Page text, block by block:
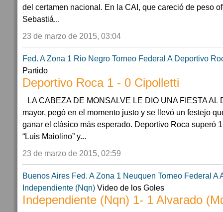
del certamen nacional. En la CAI, que careció de peso
Sebastiá...
23 de marzo de 2015, 03:04
Fed. A Zona 1 Rio Negro Torneo Federal A Deportivo
Partido
Deportivo Roca 1 - 0 Cipolletti
LA CABEZA DE MONSALVE LE DIO UNA FIESTA AL
mayor, pegó en el momento justo y se llevó un festejo
ganar el clásico más esperado. Deportivo Roca superó
“Luis Maiolino” y...
23 de marzo de 2015, 02:59
Buenos Aires Fed. A Zona 1 Neuquen Torneo Federal A
Independiente (Nqn) Video de los Goles
Independiente (Nqn) 1- 1 Alvarado